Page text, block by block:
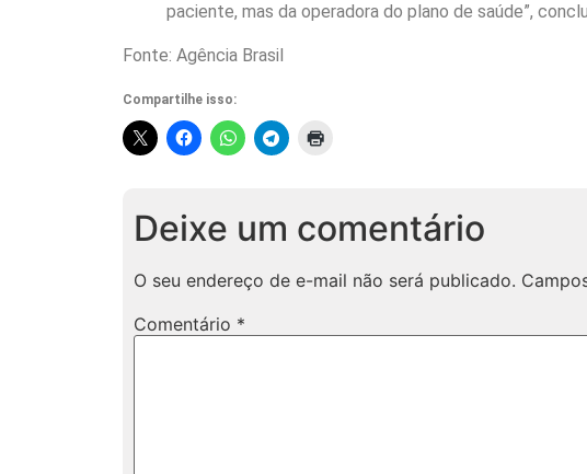
paciente, mas da operadora do plano de saúde”,
Fonte: Agência Brasil
Compartilhe isso:
Deixe um comentário
O seu endereço de e-mail não será publicado.
Comentário *